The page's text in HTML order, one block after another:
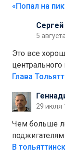
5
Это все
лежала в
украли.
29 июля
Чем больше
костры,тех